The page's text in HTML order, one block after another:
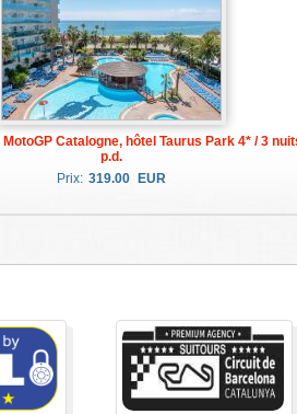
Catalogne, hôtel Taurus Park 4* / 3
p.d.
Prix: 319.00 EUR